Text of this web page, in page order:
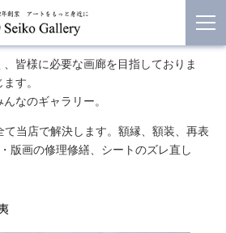
皆様に必要な画廊を目指しておりま
す。
なのギャラリー。
て当店で解決します。額縁、額装、再表
版画の修理修繕、シートのズレ直し